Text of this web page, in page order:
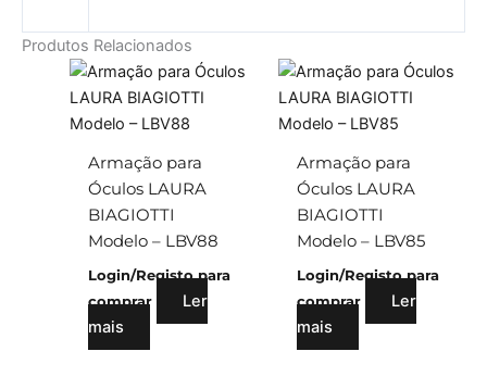
Produtos Relacionados
Armação para
Óculos LAURA
BIAGIOTTI
Modelo – LBV88
Login/Registo para
comprar
Ler
mais
Armação para
Óculos LAURA
BIAGIOTTI
Modelo – LBV85
Login/Registo para
comprar
Ler
mais